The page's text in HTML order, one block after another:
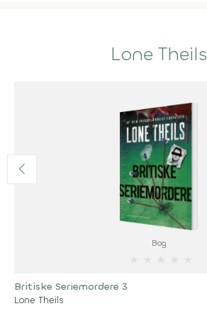
Lone Theils
Bog
Britiske Seriemordere 3
Lone Theils